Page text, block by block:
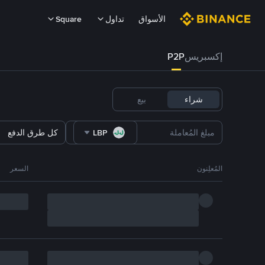
الأسواق تداول Square
إكسبريسP2P
شراء بيع
LBP كل طرق الدفع
المُعلِنون السعر